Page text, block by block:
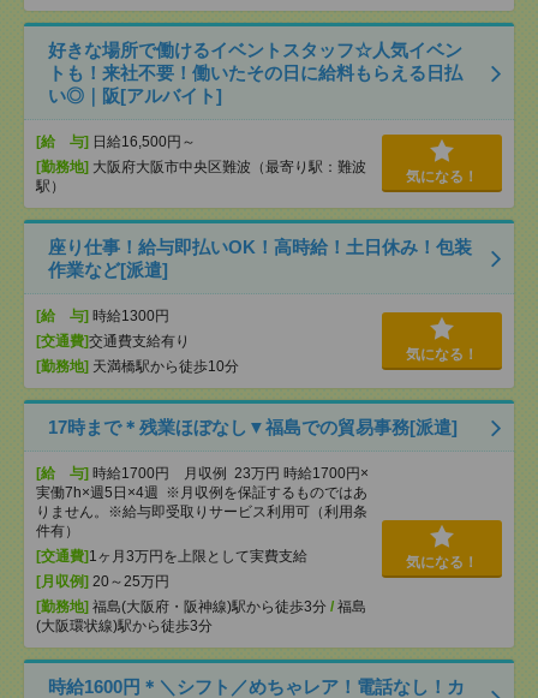
好きな場所で働けるイベントスタッフ☆人気イベン
トも！来社不要！働いたその日に給料もらえる日払
い◎｜阪[アルバイト]
[給 与] 日給16,500円～
[勤務地] 大阪府大阪市中央区難波（最寄り駅：難波
駅）
気になる！
座り仕事！給与即払いOK！高時給！土日休み！包装
作業など[派遣]
[給 与] 時給1300円
[交通費]交通費支給有り
[勤務地] 天満橋駅から徒歩10分
気になる！
17時まで＊残業ほぼなし▼福島での貿易事務[派遣]
[給 与] 時給1700円 月収例 23万円 時給1700円×
実働7h×週5日×4週 ※月収例を保証するものではあ
りません。※給与即受取りサービス利用可（利用条
件有）
[交通費] 1ヶ月3万円を上限として実費支給
[月収例] 20～25万円
[勤務地] 福島(大阪府・阪神線)駅から徒歩3分 / 福島
(大阪環状線)駅から徒歩3分
気になる！
時給1600円＊＼シフト／めちゃレア！電話なし！カ